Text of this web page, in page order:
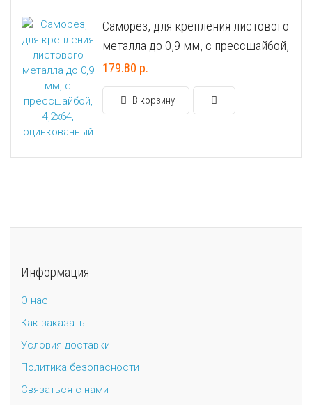
Саморез, для крепления листового
металла до 0,9 мм, с прессшайбой,
4,2х64, оцинкованный
179.80 р.
В корзину
Информация
О нас
Как заказать
Условия доставки
Политика безопасности
Связаться с нами